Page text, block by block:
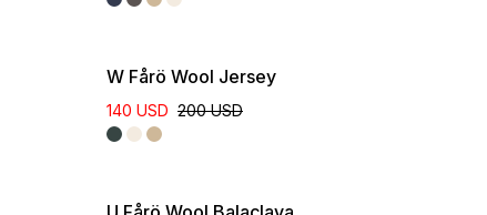
W Fårö Wool Jersey
140 USD 200 USD